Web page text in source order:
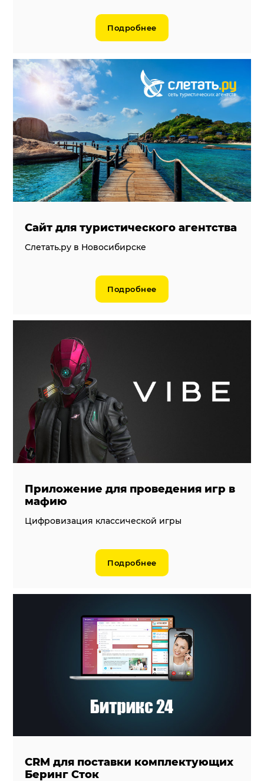
Подробнее
Сайт для туристического агентства
Слетать.ру в Новосибирске
Подробнее
Приложение для проведения игр в
мафию
Цифровизация классической игры
Подробнее
CRM для поставки комплектующих
Беринг Сток